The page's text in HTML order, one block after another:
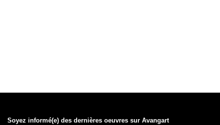
Soyez informé(e) des dernières oeuvres sur Avangart